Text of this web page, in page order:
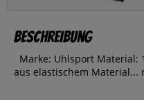
Beschreibung
Marke: Uhlsport Material:
aus elastischem Material...